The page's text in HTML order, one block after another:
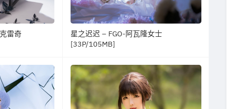
雷奇
星之迟迟 – FGO-阿瓦隆女士
[33P/105MB]